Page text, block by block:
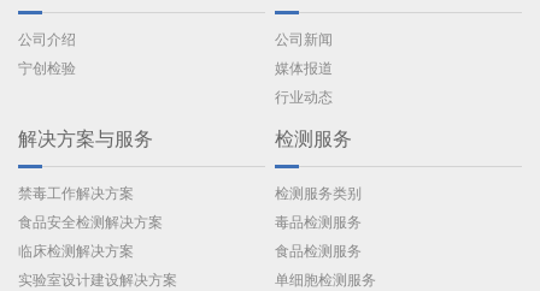
公司介绍
宁创检验
公司新闻
媒体报道
行业动态
解决方案与服务
禁毒工作解决方案
食品安全检测解决方案
临床检测解决方案
实验室设计建设解决方案
检测服务
检测服务类别
毒品检测服务
食品检测服务
单细胞检测服务